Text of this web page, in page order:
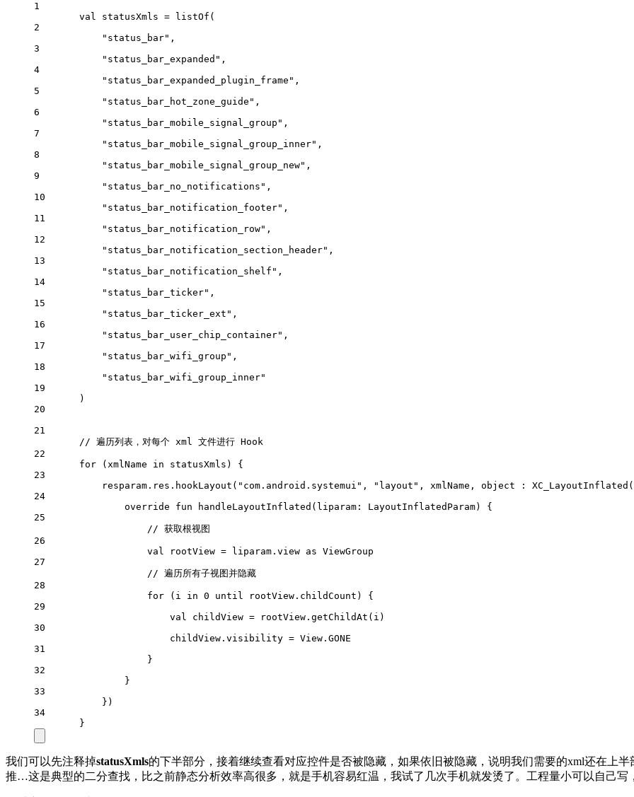
1
val statusXmls = listOf (
2
"status_bar" ,
3
"status_bar_expanded" ,
4
"status_bar_expanded_plugin_frame" ,
5
"status_bar_hot_zone_guide" ,
6
"status_bar_mobile_signal_group" ,
7
"status_bar_mobile_signal_group_inner" ,
8
"status_bar_mobile_signal_group_new" ,
9
"status_bar_no_notifications" ,
10
"status_bar_notification_footer" ,
11
"status_bar_notification_row" ,
12
"status_bar_notification_section_header" ,
13
"status_bar_notification_shelf" ,
14
"status_bar_ticker" ,
15
"status_bar_ticker_ext" ,
16
"status_bar_user_chip_container" ,
17
"status_bar_wifi_group" ,
18
"status_bar_wifi_group_inner"
19
)
20
21
// 遍历列表，对每个 xml 文件进行 Hook
22
for (xmlName in statusXmls) {
23
resparam.res. hookLayout ( "com.android.systemui" , "layout" , xmlName, object : XC_LayoutInflated
24
override
fun handleLayoutInflated (liparam: LayoutInflatedParam) {
25
// 获取根视图
26
val rootView = liparam.view as ViewGroup
27
// 遍历所有子视图并隐藏
28
for (i in 0 until rootView.childCount) {
29
val childView = rootView. getChildAt (i)
30
childView.visibility = View.GONE
31
}
32
}
33
})
34
}
我们可以先注释掉statusXmls的下半部分，接着继续查看对应控件是否被隐藏，如果依旧被隐藏，说明我们需要的xml还在上
推…这是典型的二分查找，比之前静态分析效率高很多，就是手机容易红温，我试了几次手机就发烫了。工程量小可以自己写